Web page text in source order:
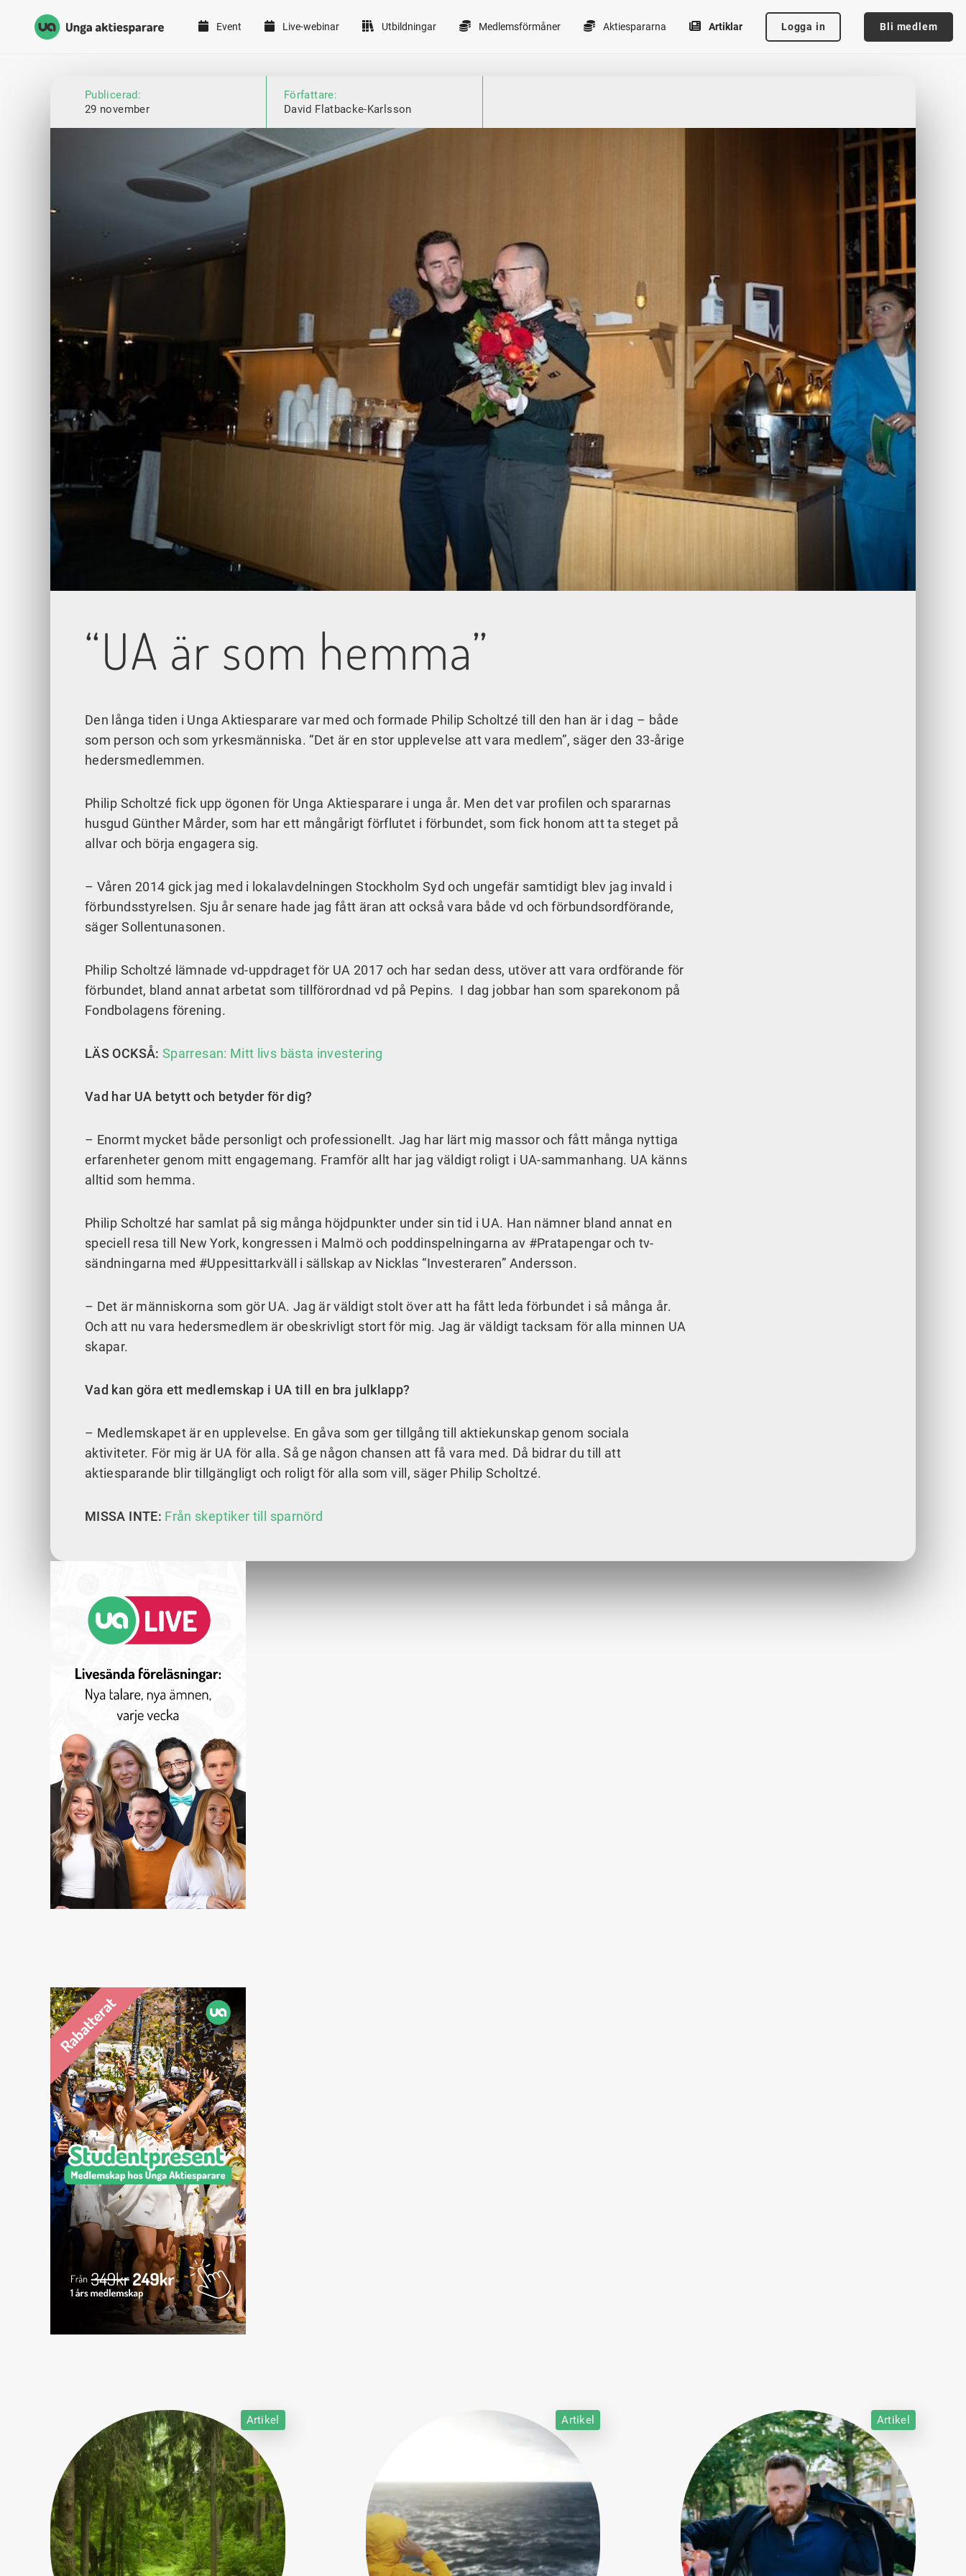
Unga Aktiesparare
Event Live-webinar Utbildningar Medlemsförmåner Aktiespararna Artiklar Logga in Bli medlem
Publicerad:
29 november
Författare:
David Flatbacke-Karlsson
“UA är som hemma”
Den långa tiden i Unga Aktiesparare var med och formade Philip Scholtzé till den han är i dag – både
som person och som yrkesmänniska. “Det är en stor upplevelse att vara medlem”, säger den 33-årige
hedersmedlemmen.
Philip Scholtzé fick upp ögonen för Unga Aktiesparare i unga år. Men det var profilen och spararnas
husgud Günther Mårder, som har ett mångårigt förflutet i förbundet, som fick honom att ta steget på
allvar och börja engagera sig.
– Våren 2014 gick jag med i lokalavdelningen Stockholm Syd och ungefär samtidigt blev jag invald i
förbundsstyrelsen. Sju år senare hade jag fått äran att också vara både vd och förbundsordförande,
säger Sollentunasonen.
Philip Scholtzé lämnade vd-uppdraget för UA 2017 och har sedan dess, utöver att vara ordförande för
förbundet, bland annat arbetat som tillförordnad vd på Pepins. I dag jobbar han som sparekonom på
Fondbolagens förening.
LÄS OCKSÅ: Sparresan: Mitt livs bästa investering
Vad har UA betytt och betyder för dig?
– Enormt mycket både personligt och professionellt. Jag har lärt mig massor och fått många nyttiga
erfarenheter genom mitt engagemang. Framför allt har jag väldigt roligt i UA-sammanhang. UA känns
alltid som hemma.
Philip Scholtzé har samlat på sig många höjdpunkter under sin tid i UA. Han nämner bland annat en
speciell resa till New York, kongressen i Malmö och poddinspelningarna av #Pratapengar och tv-
sändningarna med #Uppesittarkväll i sällskap av Nicklas “Investeraren” Andersson.
– Det är människorna som gör UA. Jag är väldigt stolt över att ha fått leda förbundet i så många år.
Och att nu vara hedersmedlem är obeskrivligt stort för mig. Jag är väldigt tacksam för alla minnen UA
skapar.
Vad kan göra ett medlemskap i UA till en bra julklapp?
– Medlemskapet är en upplevelse. En gåva som ger tillgång till aktiekunskap genom sociala
aktiviteter. För mig är UA för alla. Så ge någon chansen att få vara med. Då bidrar du till att
aktiesparande blir tillgängligt och roligt för alla som vill, säger Philip Scholtzé.
MISSA INTE: Från skeptiker till sparnörd
Artikel Artikel Artikel